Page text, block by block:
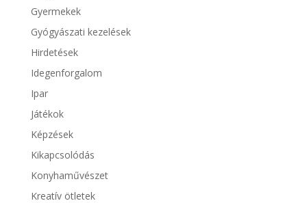
Gyermekek
Gyógyászati kezelések
Hirdetések
Idegenforgalom
Ipar
Játékok
Képzések
Kikapcsolódás
Konyhaművészet
Kreatív ötletek